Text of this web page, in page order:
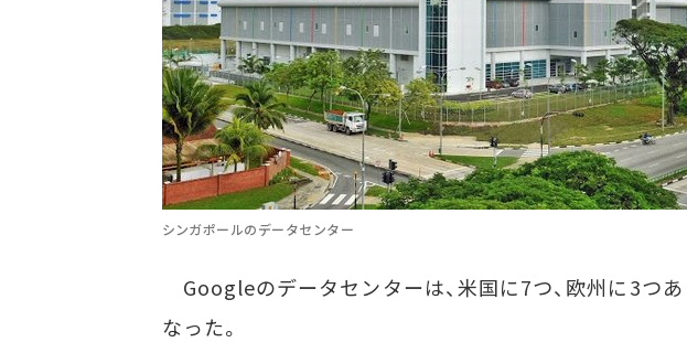
シンガポールのデータセンター
Googleのデータセンターは、米国に7つ、欧州に3つ
なった。